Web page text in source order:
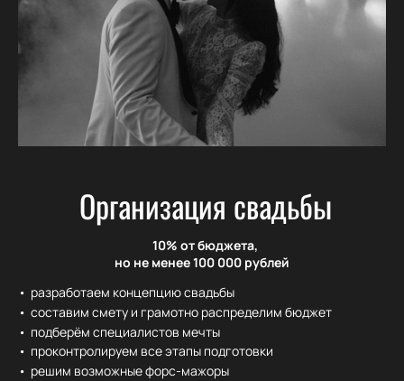
Организация свадьбы
10% от бюджета,
но не менее 100 000 рублей
разработаем концепцию свадьбы
составим смету и грамотно распределим бюджет
подберём специалистов мечты
проконтролируем все этапы подготовки
решим возможные форс-мажоры